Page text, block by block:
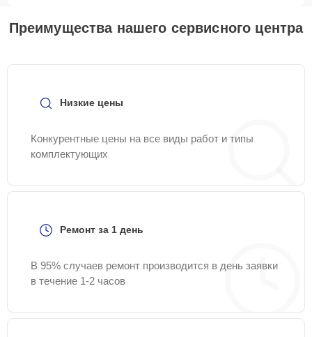
Преимущества нашего сервисного центра
Низкие цены
Конкурентные цены на все виды работ и типы
комплектующих
Ремонт за 1 день
В 95% случаев ремонт производится в день заявки
в течение 1-2 часов